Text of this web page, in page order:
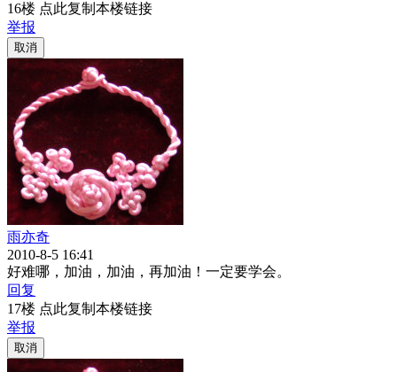
16楼 点此复制本楼链接
举报
取消
雨亦奇
2010-8-5 16:41
好难哪，加油，加油，再加油！一定要学会。
回复
17楼 点此复制本楼链接
举报
取消